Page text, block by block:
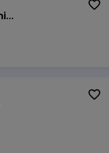
Transformacijos projektų vadovas (-ė) (Vilnius, LT)